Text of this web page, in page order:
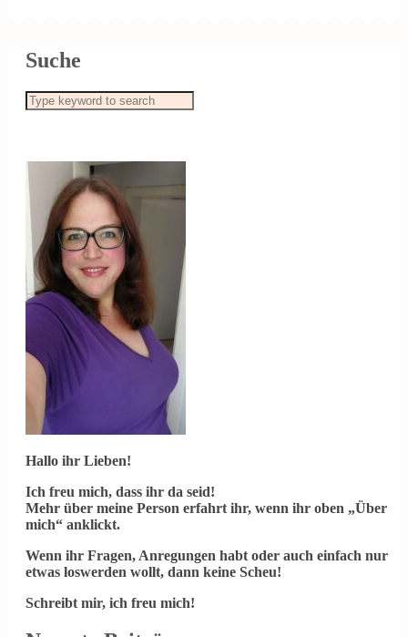
Suche
Hallo ihr Lieben!
Ich freu mich, dass ihr da seid!
Mehr über meine Person erfahrt ihr, wenn ihr oben „Über
mich“ anklickt.
Wenn ihr Fragen, Anregungen habt oder auch einfach nur
etwas loswerden wollt, dann keine Scheu!
Schreibt mir, ich freu mich!